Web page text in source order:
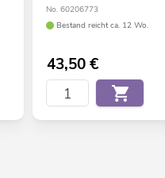
No. 60206773
Bestand reicht ca. 12 Wo.
43,50€